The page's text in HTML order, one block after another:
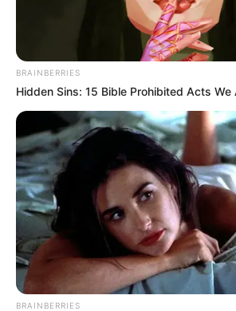
BRAINBERRIES
Hidden Sins: 15 Bible Prohibited Acts We
BRAINBERRIES